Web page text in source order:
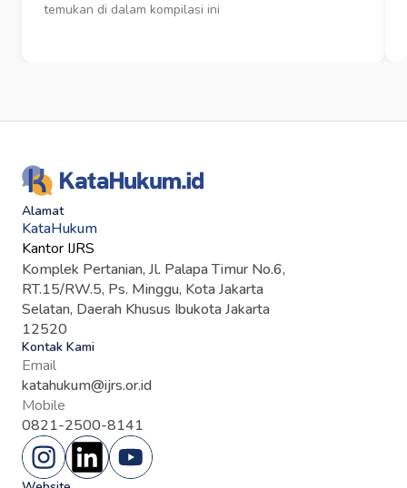
temukan di dalam kompilasi ini
Alamat
KataHukum
Kantor IJRS
Komplek Pertanian, Jl. Palapa Timur No.6,
RT.15/RW.5, Ps. Minggu, Kota Jakarta
Selatan, Daerah Khusus Ibukota Jakarta
12520
Kontak Kami
Email
katahukum@ijrs.or.id
Mobile
0821-2500-8141